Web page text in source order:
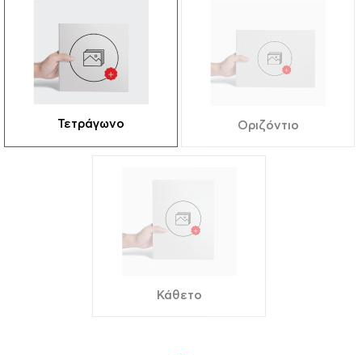
Τετράγωνο Οριζόντιο
Κάθετο